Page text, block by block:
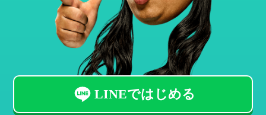
LINEではじめる